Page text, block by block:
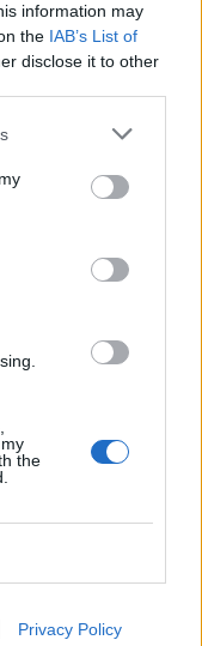
information may
the IAB’s List of
disclose it to other
the
Privacy Policy
på förmiddagen
och laga